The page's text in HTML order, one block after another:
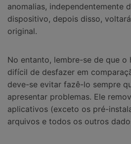
anomalias, independentemente
dispositivo, depois disso,
original.
No entanto, lembre-se de que o
difícil de desfazer em
deve-se evitar fazê-lo sempre
apresentar problemas. Ele
aplicativos (exceto os pré-
arquivos e todos os outros